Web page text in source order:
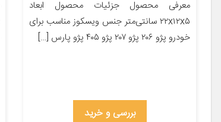
معرفی محصول جزئیات محصول ابعاد
۲۲x۱۲x۵ سانتی‌متر جنس ویسکوز مناسب برای
خودرو پژو ۲۰۶ پژو ۲۰۷ پژو ۴۰۵ پژو پارس […]
بررسی و خرید